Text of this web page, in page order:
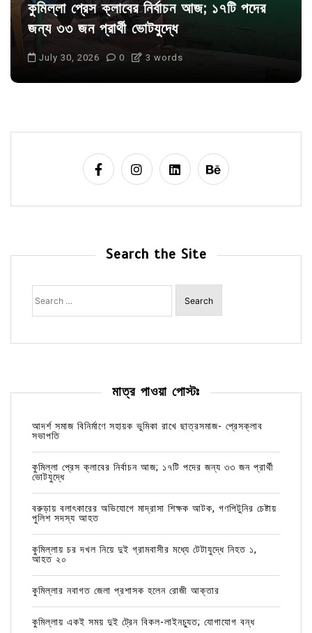
কুমিল্লা প্রেস ক্লাবের নির্বাচন আজ; ১৭টি পদের
জন্য ৩৩ জন প্রার্থী ভোটযুদ্ধে
July 30, 2026 0 3 words
Search the Site
Search
for:
মাত্র পাওয়া পোস্টঃ
আদর্শ সমাজ বিনির্মাণে সহায়ক ভুমিকা রাখে ছাত্রসমাজ- প্রেসক্লাব
সভাপতি
কুমিল্লা প্রেস ক্লাবের নির্বাচন আজ; ১৭টি পদের জন্য ৩৩ জন প্রার্থী
ভোটযুদ্ধে
বরুড়ায় বলাৎকারের অভিযোগে মাদ্রাসা শিক্ষক আটক, গণপিটুনির চেষ্টায়
পুলিশ সদস্য আহত
কুমিল্লায় চর দখল নিয়ে দুই গ্রামবাসীর মধ্যে টেটাযুদ্ধে নিহত ১,
আহত ২০
কুমিল্লার নবাগত জেলা প্রশাসক হলেন রোজী আক্তার
কুমিল্লায় একই সময় দুই ট্রেন বিকল-লাইনচ্যুত; যোগাযোগ বন্ধ